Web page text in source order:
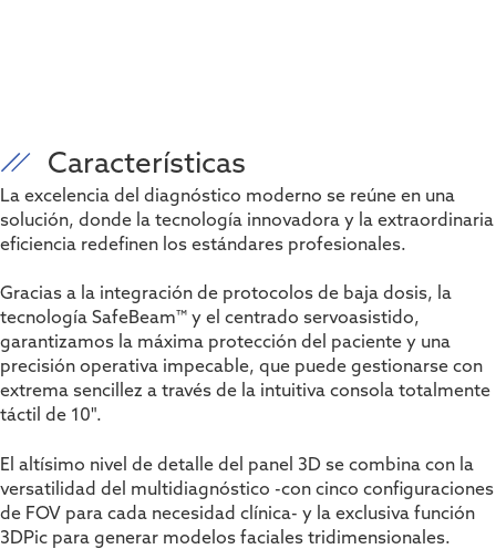
Características
La excelencia del diagnóstico moderno se reúne en una
solución, donde la tecnología innovadora y la extraordinaria
eficiencia redefinen los estándares profesionales.
Gracias a la integración de protocolos de baja dosis, la
tecnología SafeBeam™ y el centrado servoasistido,
garantizamos la máxima protección del paciente y una
precisión operativa impecable, que puede gestionarse con
extrema sencillez a través de la intuitiva consola totalmente
táctil de 10".
El altísimo nivel de detalle del panel 3D se combina con la
versatilidad del multidiagnóstico -con cinco configuraciones
de FOV para cada necesidad clínica- y la exclusiva función
3DPic para generar modelos faciales tridimensionales.